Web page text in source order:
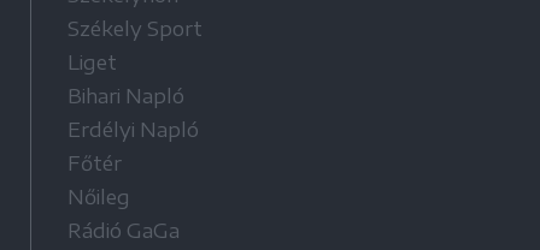
Székely Sport
Liget
Bihari Napló
Erdélyi Napló
Főtér
Nőileg
Rádió GaGa